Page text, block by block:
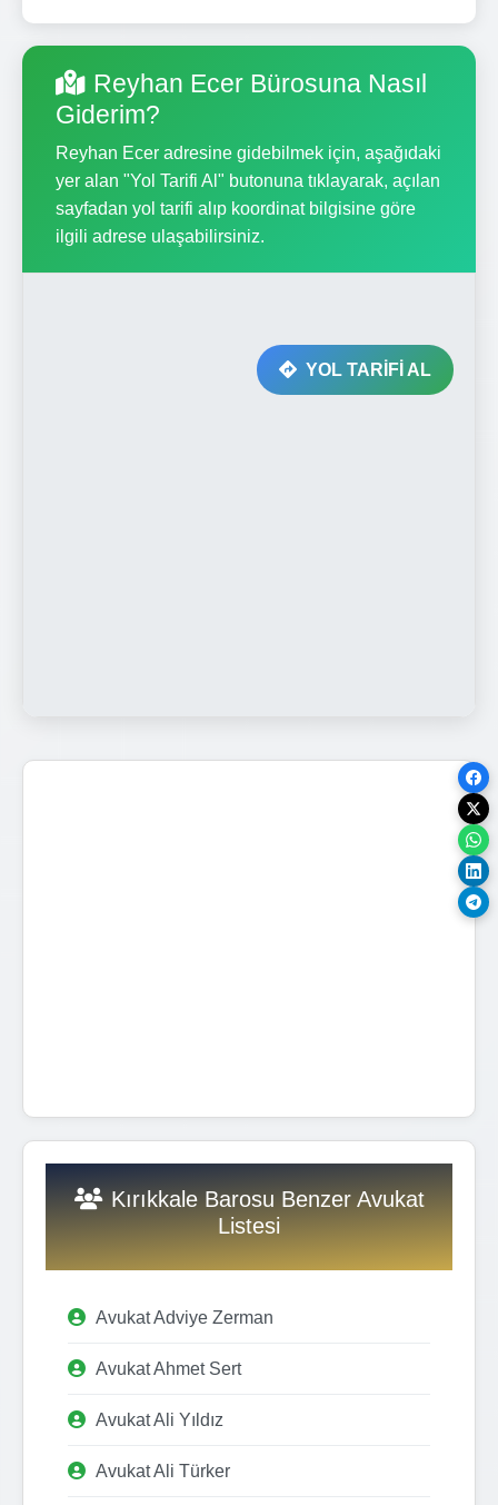
Reyhan Ecer Bürosuna Nasıl
Giderim?
Reyhan Ecer adresine gidebilmek için, aşağıdaki
yer alan "Yol Tarifi Al" butonuna tıklayarak, açılan
sayfadan yol tarifi alıp koordinat bilgisine göre
ilgili adrese ulaşabilirsiniz.
YOL TARİFİ AL
Kırıkkale Barosu Benzer Avukat
Listesi
Avukat Adviye Zerman
Avukat Ahmet Sert
Avukat Ali Yıldız
Avukat Ali Türker